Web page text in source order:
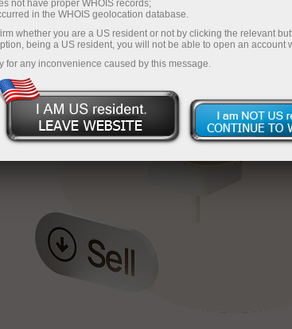
not have proper WHOIS records;
in the WHOIS geolocation database.
whether you are a US resident or not by clicking the relevant
being a US resident, you will not be able to open an account
for any inconvenience caused by this message.